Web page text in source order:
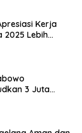
Kerja
2025 Lebih
3 Juta